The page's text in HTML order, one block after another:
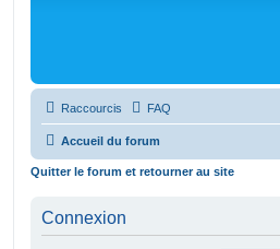
Raccourcis FAQ
Accueil du forum
Quitter le forum et retourner au site
Connexion